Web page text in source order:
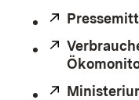
Extern:
Extern:
Extern: